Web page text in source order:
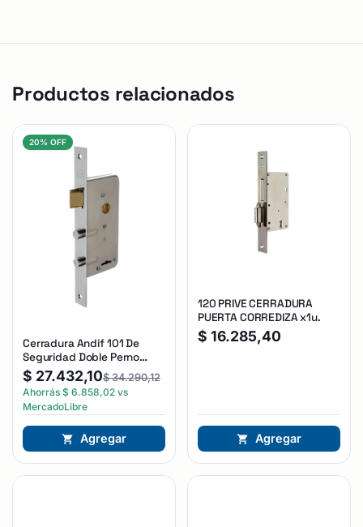
Productos relacionados
20% OFF
Cerradura Andif 101 De
Seguridad Doble Perno
Reforzada Plateado
$ 27.432,10$34.290,12
Ahorrás $ 6.858,02 vs
MercadoLibre
Agregar
120 PRIVE CERRADURA
PUERTA CORREDIZA x1u.
$ 16.285,40
Agregar